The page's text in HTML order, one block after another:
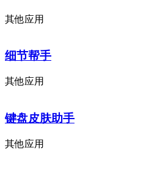
其他应用
细节帮手
其他应用
键盘皮肤助手
其他应用